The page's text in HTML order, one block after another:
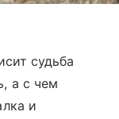
судьба
а с чем
и